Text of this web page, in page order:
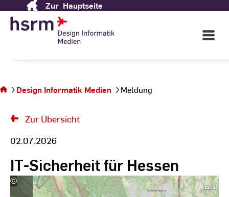
Content
Zur Hauptseite
Open
Main
sich auf
Meldung
Design Informatik Medien Meldung
Zur Übersicht
02.07.2026
IT-Sicherheit für Hessen
©
https://www.squad-
germany.de/testbeds/